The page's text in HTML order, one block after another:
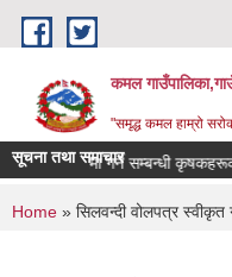
Skip to main content
कमल
"समृद्ध कमल हाम्रो
सूचना तथा समाचार
बाली बीमा गर्ने सम्बन्धी
You are here
Home » सिलवन्दी वोलपत्र